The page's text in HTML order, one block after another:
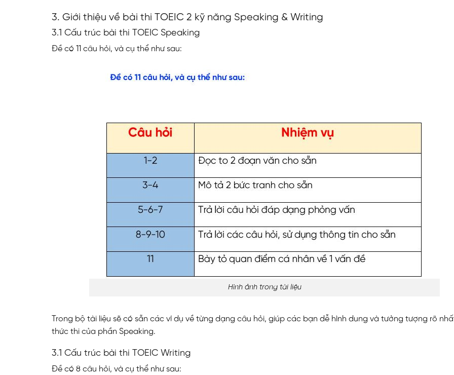
3. Giới thiệu về bài thi TOEIC 2 kỹ năng Speaking & Writing
3.1 Cấu trúc bài thi TOEIC Speaking
Đề có 11 câu hỏi, và cụ thể như sau:
Hình ảnh trong tài liệu
Trong bộ tài liệu sẽ có sẵn các ví dụ về từng dạng câu hỏi, giúp các bạn dễ hình dung và tưởng tượng rõ
thức thi của phần Speaking.
3.1 Cấu trúc bài thi TOEIC Writing
Đề có 8 câu hỏi, và cụ thể như sau: